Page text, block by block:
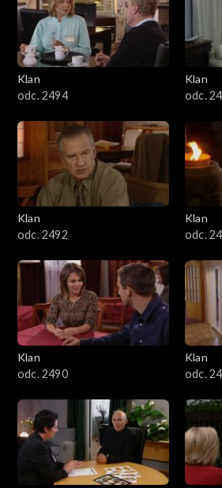
3501–3600
3401–3500
3201–3300
3101–3200
3001–3100
2901–3000
2801–2900
2701–2800
2501–2600
2401–2500
Klan
odc. 2494
Klan
odc.
Klan
odc. 2492
Klan
odc.
Klan
odc. 2490
Klan
odc.